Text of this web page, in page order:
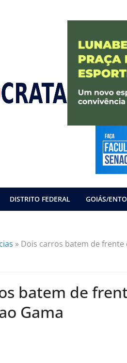
DISTRITO FEDERAL GOIÁS/
» Dois carros batem de
batem de
Gama